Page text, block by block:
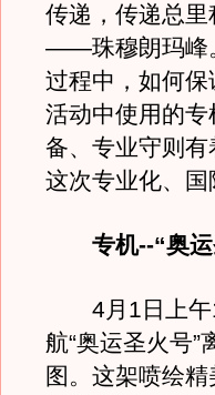
传递，传递总
——珠穆朗玛峰
过程中，如何
活动中使用的
备、专业守则
这次专业化、
专机--“奥运
4月1日上午
航“奥运圣火号
图。这架喷绘